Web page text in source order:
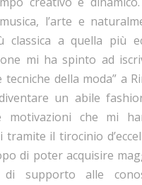
l’arte e
classica a quella più
mi ha spinto ad
tecniche della moda” a
un abile
motivazioni che mi
il tirocinio
di poter acquisire
di supporto alle